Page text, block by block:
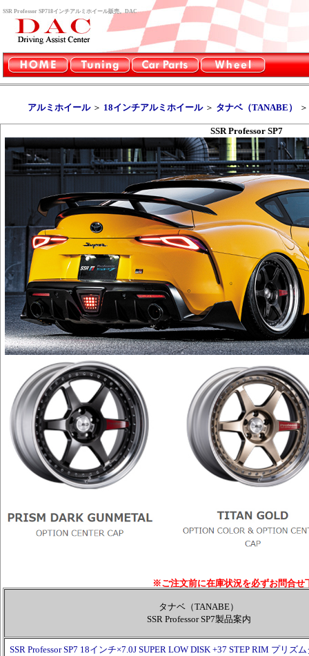
SSR Professor SP718インチアルミホイール販売。DAC
アルミホイール＞ 18インチアルミホイール＞ タナベ（TANABE）
SSR Professor SP7
※ご注文前に在庫状況を必ずお問合せ
タナベ（TANABE）
SSR Professor SP7製品案内
SSR Professor SP7 18インチ×7.0J SUPER LOW DISK +37 STEP RIM プリズ